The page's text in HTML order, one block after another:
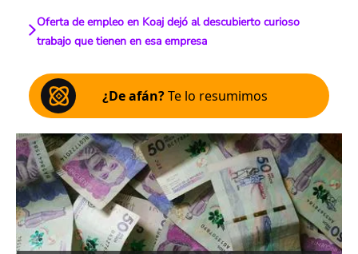
Oferta de empleo en Koaj dejó al descubierto curioso
trabajo que tienen en esa empresa
¿De afán?Te lo resumimos